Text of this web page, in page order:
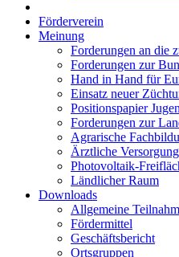
Förderverein
Meinung
Forderungen an die
Forderungen zur
Hand in Hand für
Einsatz neuer
Positionspapier
Forderungen zur
Agrarische
Ärztliche
Photovoltaik-
Ländlicher Raum
Downloads
Allgemeine
Fördermittel
Geschäftsbericht
Ortsgruppen